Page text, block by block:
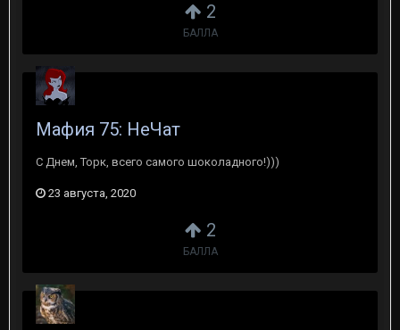
2
БАЛЛА
2
БАЛЛА
Мафия 75: НеЧат
С Днем, Торк, всего самого шоколадного!)))
23 августа, 2020